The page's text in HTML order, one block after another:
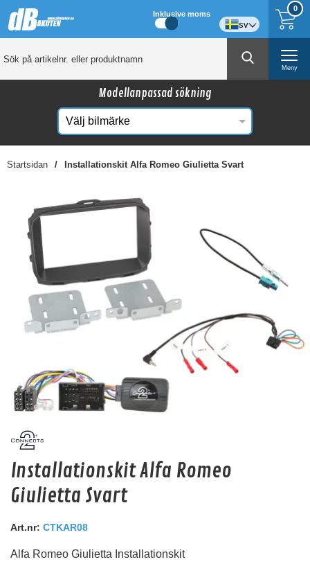
0
Inklusive moms
sv
Meny
Modellanpassad sökning
Startsidan Installationskit Alfa Romeo Giulietta Svart
Kanske någon av dessa produkter kan intressera
dig?
Emphaser ESP-RC3
Ny High-End 3m RCA kabel från Emphaser.
Snabblager 1-3 dagar
Köp
Installationskit Alfa Romeo
Giulietta Svart
Art.nr: CTKAR08
Alfa Romeo Giulietta Installationskit